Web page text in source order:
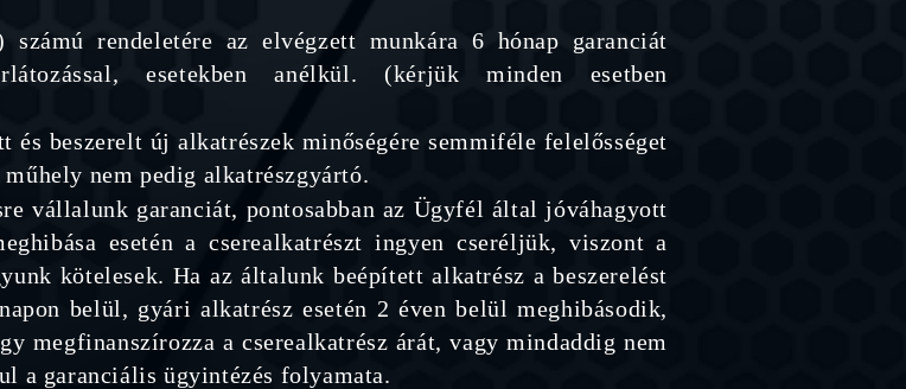
rendeletére az elvégzett munkára 6 hónap garanciát
esetekben anélkül. (kérjük minden esetben
és beszerelt új alkatrészek minőségére semmiféle felelősséget
nem pedig alkatrészgyártó.
vállalunk garanciát, pontosabban az Ügyfél által jóváhagyott
esetén a cserealkatrészt ingyen cseréljük, viszont a
kötelesek. Ha az általunk beépített alkatrész a beszerelést
belül, gyári alkatrész esetén 2 éven belül meghibásodik,
megfinanszírozza a cserealkatrész árát, vagy mindaddig nem
a garanciális ügyintézés folyamata.